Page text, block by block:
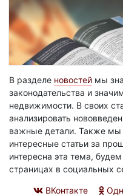
В разделе новостей мы
законодательства и
недвижимости. В своих
анализировать
важные детали. Также мы
интересные статьи за
интересна эта тема,
страницах в социальных
ВКонтакте